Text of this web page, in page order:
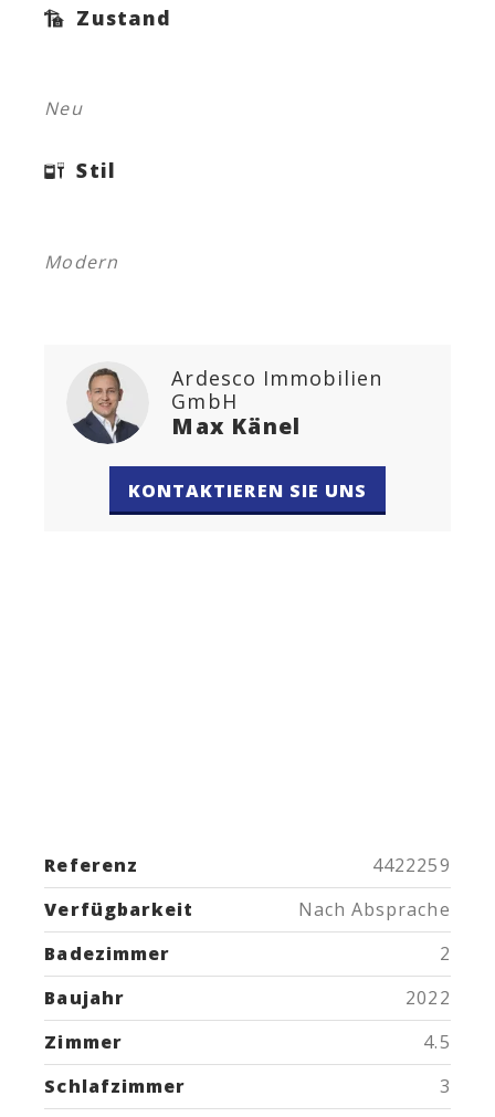
Ardesco Immobilien
GmbH
Max Känel
KONTAKTIEREN SIE UNS
Referenz
4422259
Verfügbarkeit
Nach Absprache
Badezimmer
2
Baujahr
2022
Zimmer
4.5
Schlafzimmer
3
Zustand
Neu
Stil
Modern